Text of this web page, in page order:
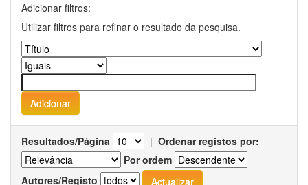
Adicionar filtros:
Utilizar filtros para refinar o resultado da pesquisa.
Resultados/Página | Ordenar registos por:
Por ordem
Autores/Registo